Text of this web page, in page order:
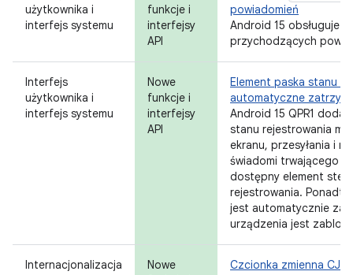
użytkownika i
interfejs systemu
funkcje i
interfejsy
API
powiadomień
Android 15 obsługuje
przychodzących
Interfejs
użytkownika i
interfejs systemu
Nowe
funkcje i
interfejsy
API
Element paska stanu
automatyczne
Android 15 QPR1
stanu rejestrowania
ekranu, przesyłania i
świadomi trwającego
dostępny element
rejestrowania.
jest automatycznie
urządzenia jest
Internacjonalizacja
Nowe
Czcionka zmienna CJK